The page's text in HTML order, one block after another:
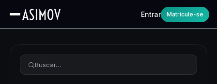
Entrar Matricule-se
Refinar busca